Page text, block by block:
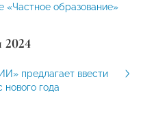
«Частное образование»
2024
предлагает ввести
года